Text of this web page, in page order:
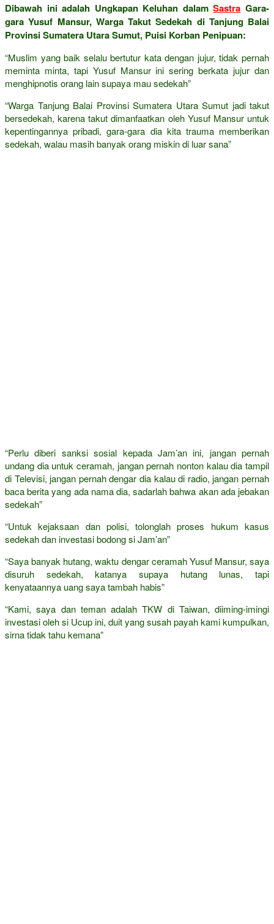
Dibawah ini adalah Ungkapan Keluhan dalamSastra Gara-
gara Yusuf Mansur, Warga Takut Sedekah di Tanjung Balai
Provinsi Sumatera Utara Sumut, Puisi Korban Penipuan:
“Muslim yang baik selalu bertutur kata dengan jujur, tidak pernah
meminta minta, tapi Yusuf Mansur ini sering berkata jujur dan
menghipnotis orang lain supaya mau sedekah”
“Warga Tanjung Balai Provinsi Sumatera Utara Sumut jadi takut
bersedekah, karena takut dimanfaatkan oleh Yusuf Mansur untuk
kepentingannya pribadi, gara-gara dia kita trauma memberikan
sedekah, walau masih banyak orang miskin di luar sana”
“Perlu diberi sanksi sosial kepada Jam’an ini, jangan pernah
undang dia untuk ceramah, jangan pernah nonton kalau dia tampil
di Televisi, jangan pernah dengar dia kalau di radio, jangan pernah
baca berita yang ada nama dia, sadarlah bahwa akan ada jebakan
sedekah”
“Untuk kejaksaan dan polisi, tolonglah proses hukum kasus
sedekah dan investasi bodong si Jam’an”
“Saya banyak hutang, waktu dengar ceramah Yusuf Mansur, saya
disuruh sedekah, katanya supaya hutang lunas, tapi
kenyataannya uang saya tambah habis”
“Kami, saya dan teman adalah TKW di Taiwan, diiming-imingi
investasi oleh si Ucup ini, duit yang susah payah kami kumpulkan,
sirna tidak tahu kemana”